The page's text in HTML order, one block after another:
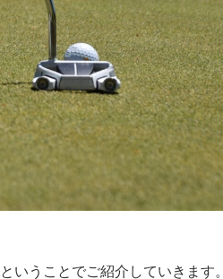
ということでご紹介していきます。